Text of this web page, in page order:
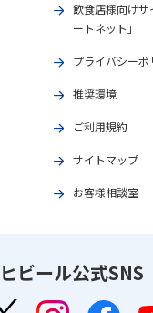
飲食店様向け
ートネット」
プライバシーポ
推奨環境
ご利用規約
サイトマップ
お客様相談室
ビール公式SNS